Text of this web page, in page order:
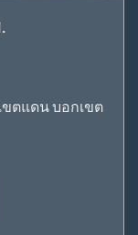
ขตแดน บอกเขต